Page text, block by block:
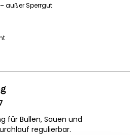
außer Sperrgut
für Bullen, Sauen und
regulierbar.